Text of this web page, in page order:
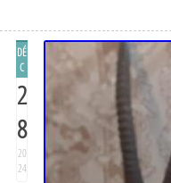
DÉ
C
2
8
20
24